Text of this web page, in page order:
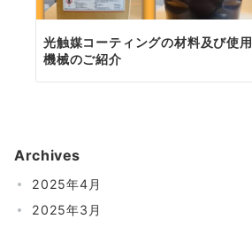
光触媒コーティングの材料及び使用
機械のご紹介
Archives
2025年4月
2025年3月